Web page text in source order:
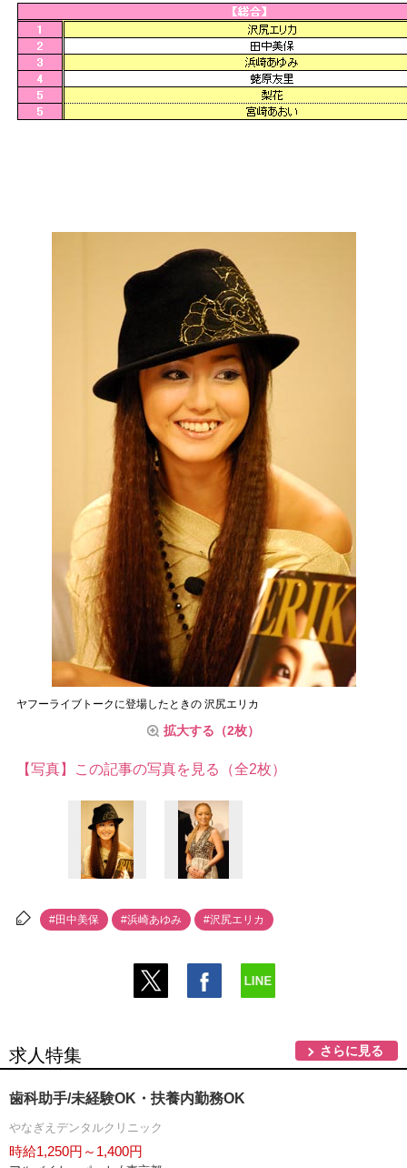
ヤフーライブトークに登場したときの 沢尻エリカ
拡大する（2枚）
【写真】この記事の写真を見る（全2枚）
#田中美保 #浜崎あゆみ #沢尻エリカ
求人特集 さらに見る
歯科助手/未経験OK・扶養内勤務OK
なぎえデンタルクリニック
時給1,250円～1,400円